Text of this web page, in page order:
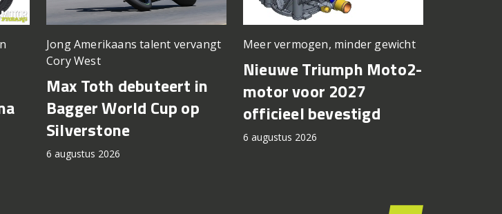
Jong Amerikaans talent vervangt
Cory West
Max Toth debuteert in
Bagger World Cup op
Silverstone
6 augustus 2026
Meer vermogen, minder gewicht
Nieuwe Triumph Moto2-
motor voor 2027
officieel bevestigd
6 augustus 2026